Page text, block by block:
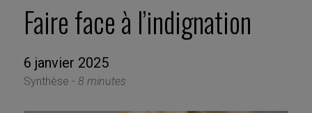
Faire face à l’indignation
6 janvier 2025
Synthèse - 8 minutes